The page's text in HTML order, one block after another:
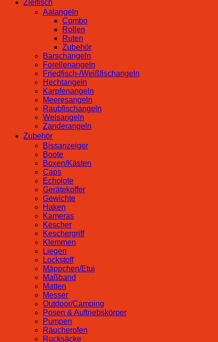
Zielfisch
Aalangeln
Combo
Rollen
Ruten
Zubehör
Barschangeln
Forellenangeln
Friedfisch-/Weißfischangeln
Hechtangeln
Karpfenangeln
Meeresangeln
Raubfischangeln
Welsangeln
Zanderangeln
Zubehör
Bissanzeiger
Boote
Boxen/Kästen
Caps
Echolote
Gerätekoffer
Gewichte
Haken
Kameras
Kescher
Keschergriff
Klemmen
Liegen
Lockstoff
Mäppchen/Etui
Maßband
Matten
Messer
Outdoor/Camping
Posen & Auftriebskörper
Pumpen
Räucherofen
Rucksäcke